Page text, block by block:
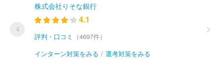
4
株式会社りそな銀行
4.1
評判・口コミ
（4697件）
インターン対策をみる / 選考対策をみる